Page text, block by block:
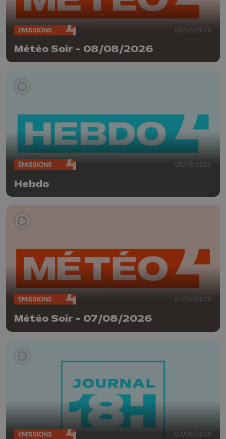
ÉMISSIONS 08/08/2026
Météo Soir - 08/08/2026
ÉMISSIONS 08/08/2026
Hebdo
ÉMISSIONS 07/08/2026
Météo Soir - 07/08/2026
ÉMISSIONS 07/08/2026